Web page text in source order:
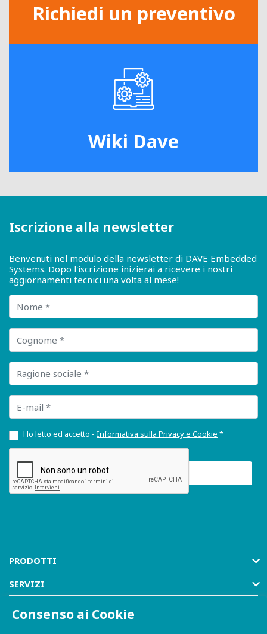
Richiedi un preventivo
Wiki Dave
Iscrizione alla newsletter
Benvenuti nel modulo della newsletter di DAVE Embedded
Systems. Dopo l'iscrizione inizierai a ricevere i nostri
aggiornamenti tecnici una volta al mese!
Nome
Cognome
Ragione sociale
E-mail
Ho letto ed accetto - Informativa sulla Privacy e Cookie *
PRODOTTI
SERVIZI
RISORSE
Consenso ai Cookie